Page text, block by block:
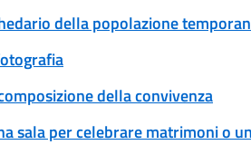
della popolazione
della convivenza
sala per celebrare matrimoni o